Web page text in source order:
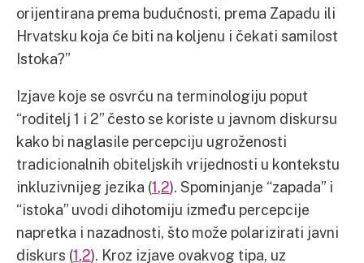
orijentirana prema budućnosti, prema Zapadu ili
Hrvatsku koja će biti na koljenu i čekati samilost
Istoka?”
Izjave koje se osvrću na terminologiju poput
“roditelj 1 i 2” često se koriste u javnom diskursu
kako bi naglasile percepciju ugroženosti
tradicionalnih obiteljskih vrijednosti u kontekstu
inkluzivnijeg jezika (1,2). Spominjanje “zapada” i
“istoka” uvodi dihotomiju između percepcije
napretka i nazadnosti, što može polarizirati javni
diskurs (1,2). Kroz izjave ovakvog tipa, uz